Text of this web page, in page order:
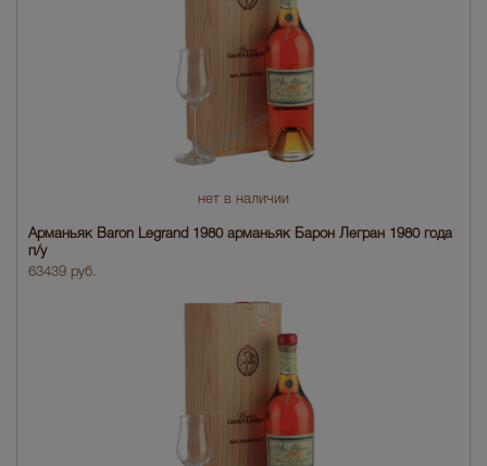
нет в наличии
Арманьяк Baron Legrand 1980 арманьяк Барон Легран 1980 года
п/у
63439 руб.